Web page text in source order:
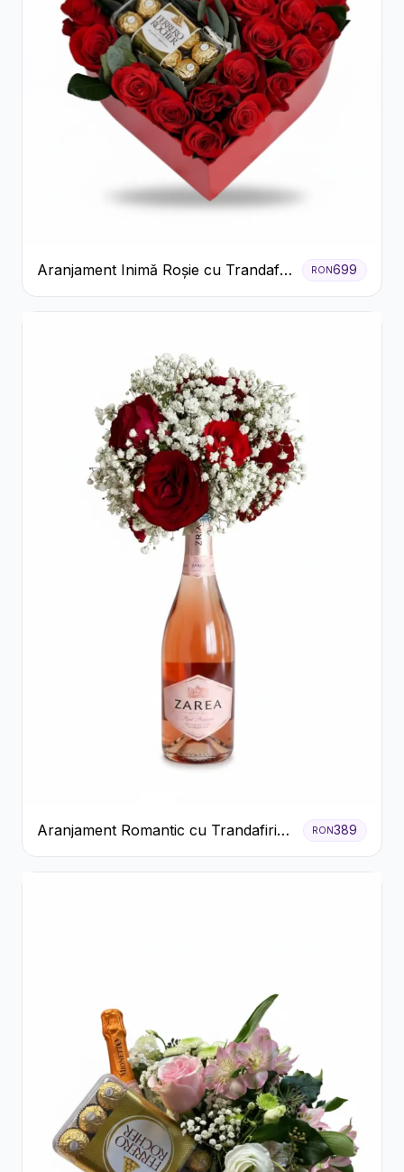
Aranjament Inimă Roșie cu Trandafiri
și Ferrero Rocher Premium
RON699
Aranjament Romantic cu Trandafiri
Roșii și Șampanie rose
RON389